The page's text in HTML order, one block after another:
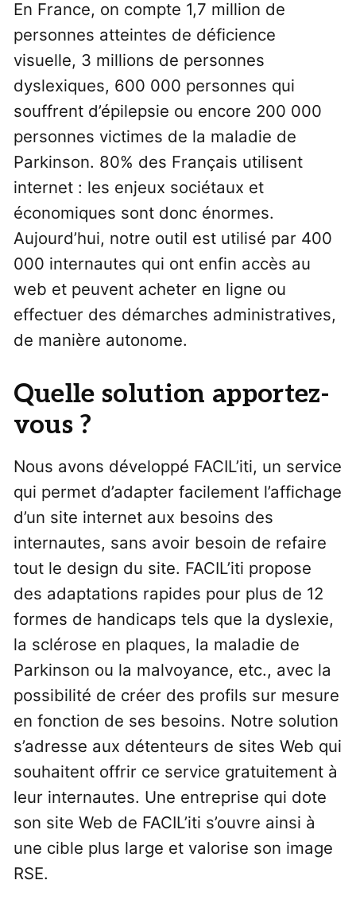
En France, on compte 1,7 million de
personnes atteintes de déficience
visuelle, 3 millions de personnes
dyslexiques, 600 000 personnes qui
souffrent d’épilepsie ou encore 200 000
personnes victimes de la maladie de
Parkinson. 80% des Français utilisent
internet : les enjeux sociétaux et
économiques sont donc énormes.
Aujourd’hui, notre outil est utilisé par 400
000 internautes qui ont enfin accès au
web et peuvent acheter en ligne ou
effectuer des démarches administratives,
de manière autonome.
Quelle solution apportez-
vous ?
Nous avons développé FACIL’iti, un service
qui permet d’adapter facilement l’affichage
d’un site internet aux besoins des
internautes, sans avoir besoin de refaire
tout le design du site. FACIL’iti propose
des adaptations rapides pour plus de 12
formes de handicaps tels que la dyslexie,
la sclérose en plaques, la maladie de
Parkinson ou la malvoyance, etc., avec la
possibilité de créer des profils sur mesure
en fonction de ses besoins. Notre solution
s’adresse aux détenteurs de sites Web qui
souhaitent offrir ce service gratuitement à
leur internautes. Une entreprise qui dote
son site Web de FACIL’iti s’ouvre ainsi à
une cible plus large et valorise son image
RSE.